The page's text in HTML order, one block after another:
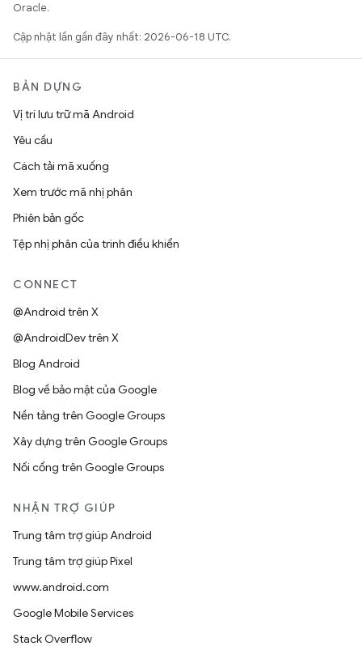
Oracle.
Cập nhật lần gần đây nhất: 2026-06-18 UTC.
BẢN DỰNG
Vị trí lưu trữ mã Android
Yêu cầu
Cách tải mã xuống
Xem trước mã nhị phân
Phiên bản gốc
Tệp nhị phân của trình điều khiển
CONNECT
@Android trên X
@AndroidDev trên X
Blog Android
Blog về bảo mật của Google
Nền tảng trên Google Groups
Xây dựng trên Google Groups
Nối cổng trên Google Groups
NHẬN TRỢ GIÚP
Trung tâm trợ giúp Android
Trung tâm trợ giúp Pixel
www.android.com
Google Mobile Services
Stack Overflow